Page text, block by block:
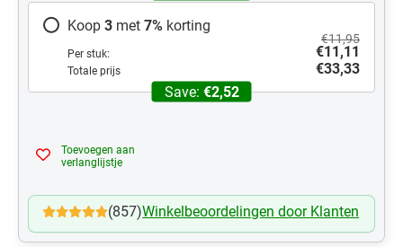
Koop 3 met 7% korting
Per stuk:
€11,95
€11,11
Totale prijs
€33,33
Save: €2,52
Toevoegen aan
verlanglijstje
(857)Winkelbeoordelingen door Klanten